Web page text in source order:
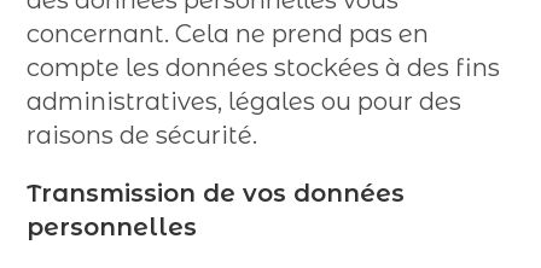
concernant. Cela ne prend pas en
compte les données stockées à des fins
administratives, légales ou pour des
raisons de sécurité.
Transmission de vos données
personnelles